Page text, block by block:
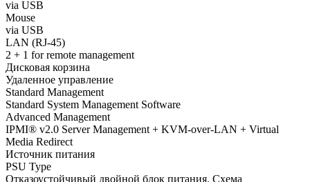
via USB
Mouse
via USB
LAN (RJ-45)
2 + 1 for remote management
Дисковая корзина
Удаленное управление
Standard Management
Standard System Management Software
Advanced Management
IPMI® v2.0 Server Management + KVM-over-LAN + Virtual
Media Redirect
Источник питания
PSU Type
Отказоустойчивый двойной блок питания. Схема